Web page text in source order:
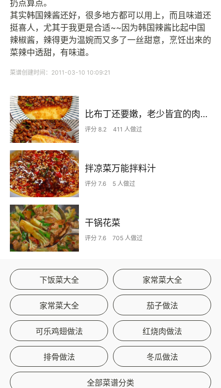
扔点算点。
其实韩国辣酱还好，很多地方都可以用上，而且味道还
挺喜人，尤其于我更是合适~~因为韩国辣酱比起中国
辣椒酱，辣得更为温婉而又多了一丝甜意，烹饪出来的
菜辣中透甜，有味道。
菜谱创建时间：2011-03-10 10:09:21
比布丁还要嫩，老少皆宜的肉沫蒸蛋
评分 8.2 411 人做过
拌凉菜万能拌料汁
评分 7.6 5 人做过
干锅花菜
评分 7.6 705 人做过
下饭菜大全 家常菜大全
家常菜大全 茄子做法
可乐鸡翅做法 红烧肉做法
排骨做法 冬瓜做法
全部菜谱分类